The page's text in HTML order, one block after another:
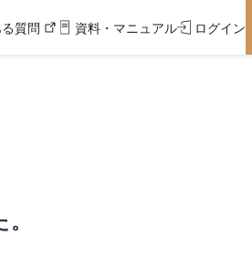
質問 資料・マニュアル ログイン